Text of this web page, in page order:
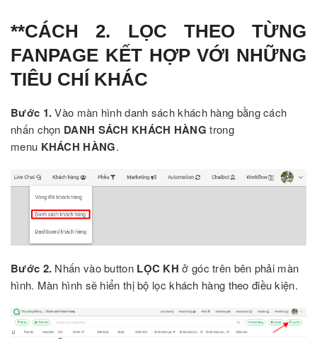
**CÁCH 2. LỌC THEO TỪNG
FANPAGE KẾT HỢP VỚI NHỮNG
TIÊU CHÍ KHÁC
Bước 1.Vào màn hình danh sách khách hàng bằng cách
nhấn chọn DANH SÁCH KHÁCH HÀNG trong
menu KHÁCH HÀNG.
Bước 2. Nhấn vào button LỌC KH ở góc trên bên phải màn
hình. Màn hình sẽ hiển thị bộ lọc khách hàng theo điều kiện.